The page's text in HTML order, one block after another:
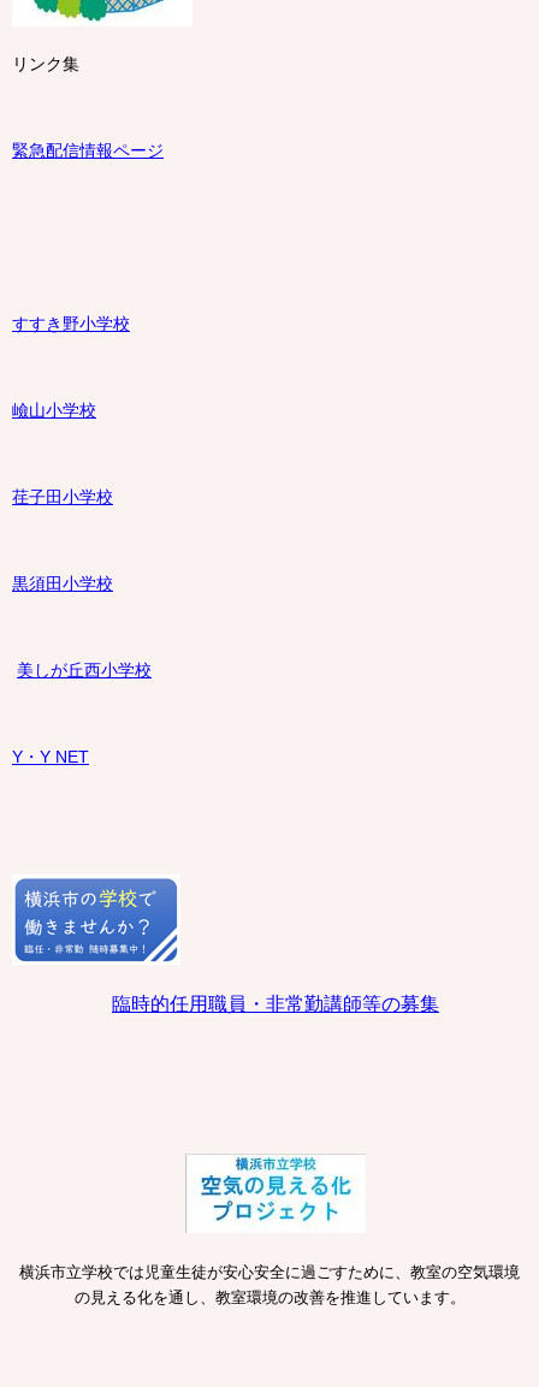
リンク集
緊急配信情報ページ
すすき野小学校
嶮山小学校
荏子田小学校
黒須田小学校
美しが丘西小学校
Y・Y NET
臨時的任用職員・非常勤講師等の募集
横浜市立学校では児童生徒が安心安全に過ごすために、教室の空気環境
の見える化を通し、教室環境の改善を推進しています。